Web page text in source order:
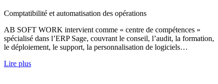
Comptatibilité et automatisation des opérations
AB SOFT WORK intervient comme « centre de compétences »
spécialisé dans l’ERP Sage, couvrant le conseil, l’audit, la formation,
le déploiement, le support, la personnalisation de logiciels…
Lire plus